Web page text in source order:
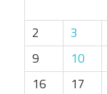
2
3
9
10
16
17